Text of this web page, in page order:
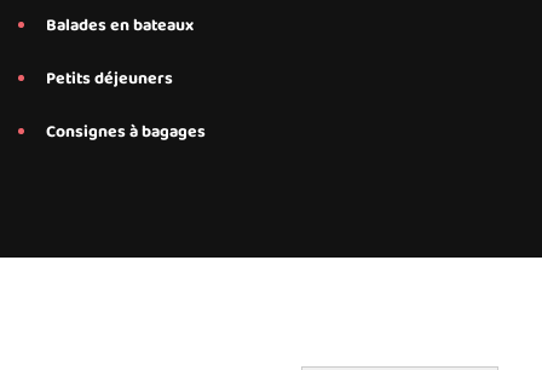
Balades en bateaux
Petits déjeuners
Consignes à bagages